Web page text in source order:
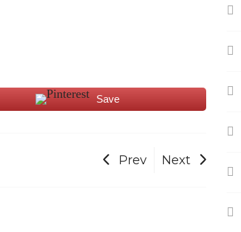
Save
Prev Next